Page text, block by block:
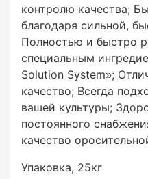
контролю качества;
благодаря сильной,
Полностью и быстро
специальным
Solution System»;
качество; Всегда
вашей культуры;
постоянного
качество
Упаковка, 25кг